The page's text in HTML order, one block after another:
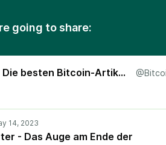
going to share:
Bitcoin Audible.DE - Die besten Bitcoin-Artikel, vorgelesen in deutscher Sprache!
- Das Auge am Ende der